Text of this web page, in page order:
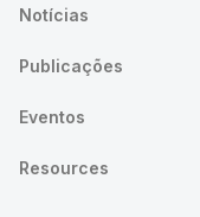
Notícias
Publicações
Eventos
Resources